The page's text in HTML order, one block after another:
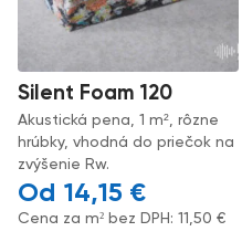
Silent Foam 120
Akustická pena, 1 m², rôzne
hrúbky, vhodná do priečok na
zvýšenie Rw.
14,15 €
Cena za m² bez DPH: 11,50 €